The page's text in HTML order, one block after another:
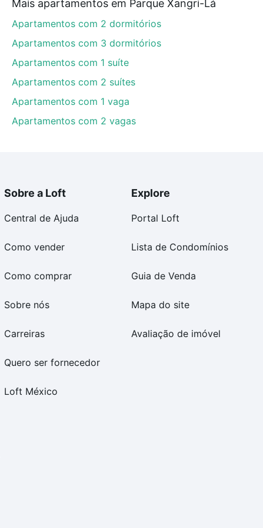
Mais apartamentos em Parque Xangri-Lá
Apartamentos com 2 dormitórios
Apartamentos com 3 dormitórios
Apartamentos com 1 suíte
Apartamentos com 2 suítes
Apartamentos com 1 vaga
Apartamentos com 2 vagas
Sobre a Loft
Central de Ajuda
Como vender
Como comprar
Sobre nós
Carreiras
Quero ser fornecedor
Loft México
Explore
Portal Loft
Lista de Condomínios
Guia de Venda
Mapa do site
Avaliação de imóvel